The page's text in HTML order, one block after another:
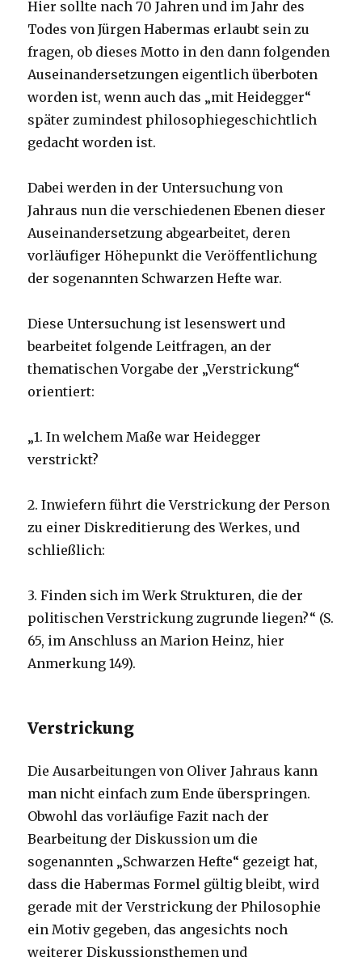
Hier sollte nach 70 Jahren und im Jahr des
Todes von Jürgen Habermas erlaubt sein zu
fragen, ob dieses Motto in den dann folgenden
Auseinandersetzungen eigentlich überboten
worden ist, wenn auch das „mit Heidegger“
später zumindest philosophiegeschichtlich
gedacht worden ist.
Dabei werden in der Untersuchung von
Jahraus nun die verschiedenen Ebenen dieser
Auseinandersetzung abgearbeitet, deren
vorläufiger Höhepunkt die Veröffentlichung
der sogenannten Schwarzen Hefte war.
Diese Untersuchung ist lesenswert und
bearbeitet folgende Leitfragen, an der
thematischen Vorgabe der „Verstrickung“
orientiert:
„1. In welchem Maße war Heidegger
verstrickt?
2. Inwiefern führt die Verstrickung der Person
zu einer Diskreditierung des Werkes, und
schließlich:
3. Finden sich im Werk Strukturen, die der
politischen Verstrickung zugrunde liegen?“ (S.
65, im Anschluss an Marion Heinz, hier
Anmerkung 149).
Verstrickung
Die Ausarbeitungen von Oliver Jahraus kann
man nicht einfach zum Ende überspringen.
Obwohl das vorläufige Fazit nach der
Bearbeitung der Diskussion um die
sogenannten „Schwarzen Hefte“ gezeigt hat,
dass die Habermas Formel gültig bleibt, wird
gerade mit der Verstrickung der Philosophie
ein Motiv gegeben, das angesichts noch
weiterer Diskussionsthemen und